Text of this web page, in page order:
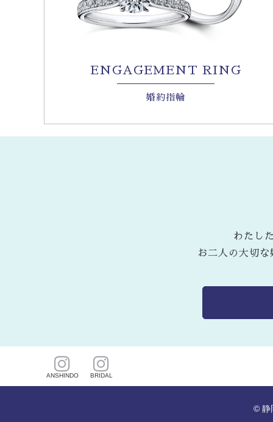
ENGAGEMENT RING
婚約指輪
わたし
お二人の大切
ANSHINDO BRIDAL
© 静